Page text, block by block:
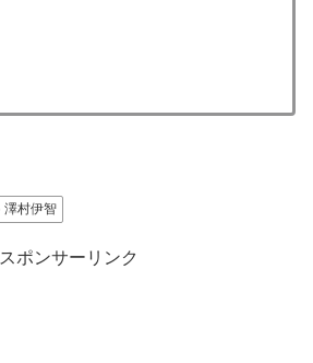
澤村伊智
スポンサーリンク